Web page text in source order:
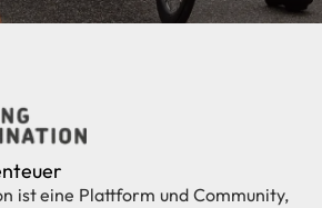
ist eine Plattform und Community,